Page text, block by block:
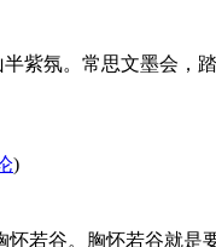
紫氛。常思文墨会
)
怀若谷。胸怀若谷就